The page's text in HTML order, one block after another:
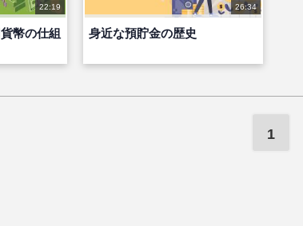
22:19
幣の仕組
26:34
身近な預貯金の歴史
1